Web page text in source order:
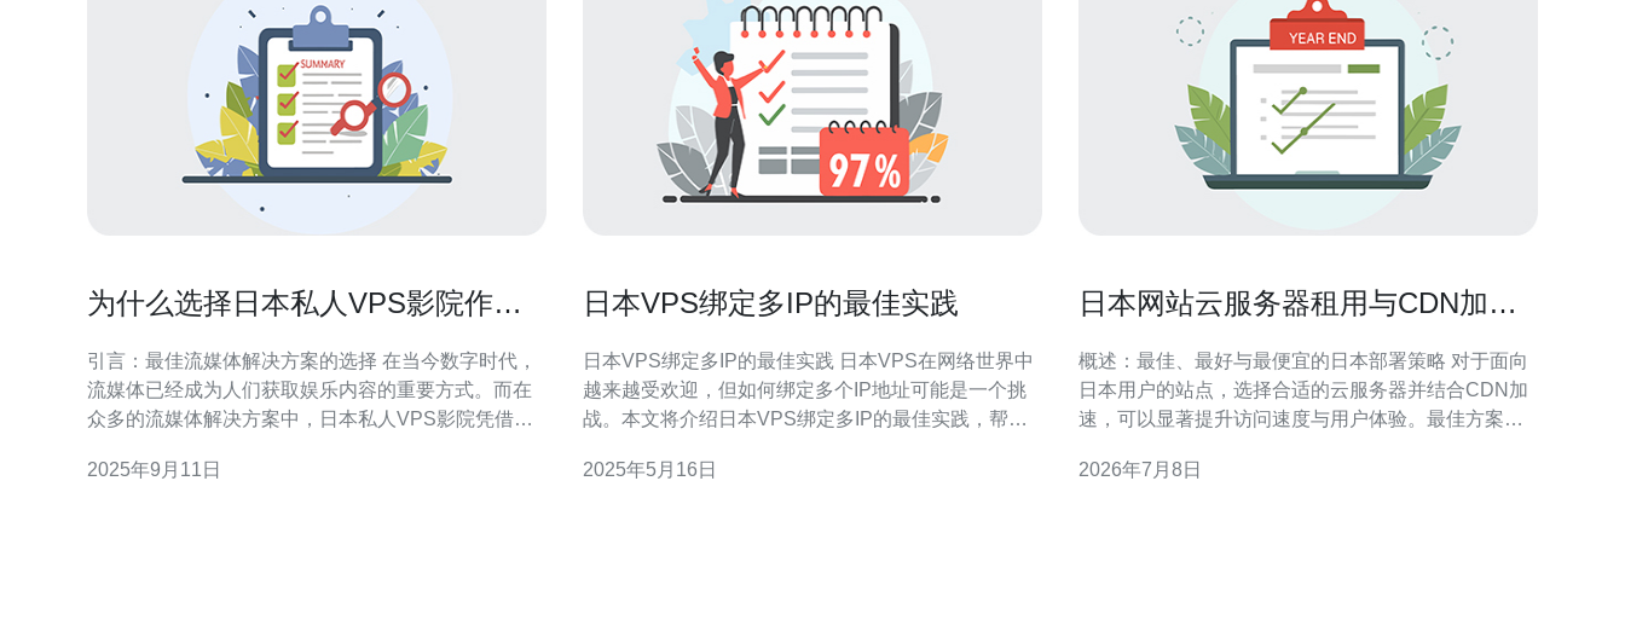
为什么选择日本私人VPS影院作为
引言：最佳流媒体解决方案的选择 在当今数字时代，
流媒体已经成为人们获取娱乐内容的重要方式。而在
众多的流媒体解决方案中，日本私人VPS影院凭借其
追求高质量的观看体验，还是希望以最便宜的价格享
2025年9月11日
日本VPS绑定多IP的最佳实践
日本VPS绑定多IP的最佳实践 日本VPS在网络世界中
越来越受欢迎，但如何绑定多个IP地址可能是一个挑
战。本文将介绍日本VPS绑定多IP的最佳实践，帮助
以带来多种好处，例如提高安全性、提升性能、实现
2025年5月16日
日本网站云服务器租用与CDN加速
概述：最佳、最好与最便宜的日本部署策略 对于面向
日本用户的站点，选择合适的云服务器并结合CDN加
速，可以显著提升访问速度与用户体验。最佳方案通
点丰富的CDN；性价比最高的方案则可能是国产云
2026年7月8日